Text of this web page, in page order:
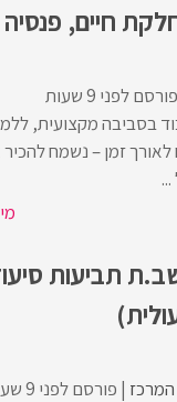
חיים, פנסיה
פורסם לפני 9 שעות
בסביבה מקצועית,
זמן – נשמח להכיר
תביעות
המרכז פורסם לפני 9 שעות